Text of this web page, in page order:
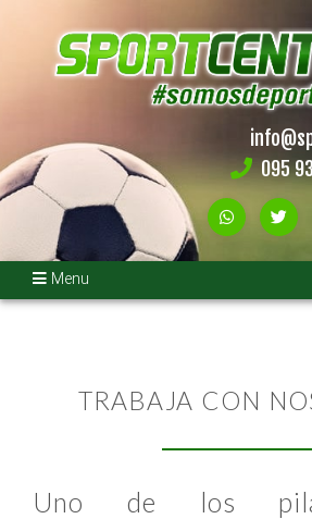
Campeonatos
Próximos
Campeonatos
Acceso
Socios
095
Menu
TRABAJA CON
Uno de los